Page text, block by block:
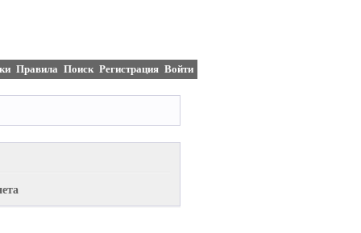
Правила Поиск Регистрация Войти